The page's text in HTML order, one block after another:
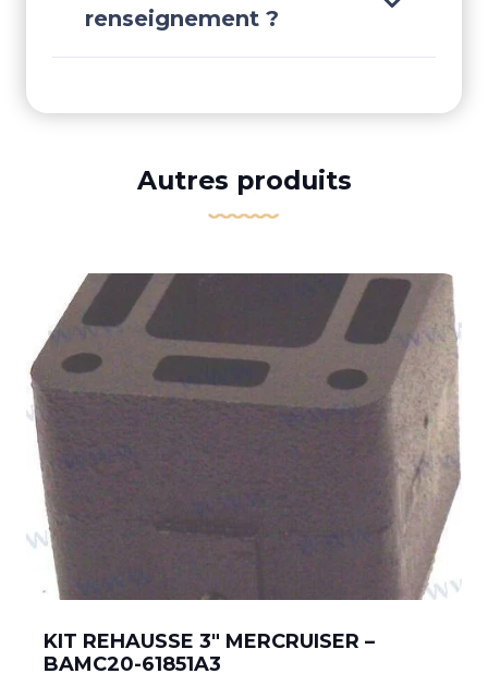
renseignement ?
Autres produits
KIT REHAUSSE 3″ MERCRUISER –
BAMC20-61851A3